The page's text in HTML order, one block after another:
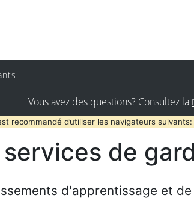
Vous avez des questions? Consultez la
recommandé d’utiliser les navigateurs
de
d'apprentissage et